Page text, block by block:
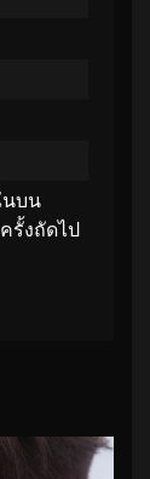
นบน
รั้งถัดไป